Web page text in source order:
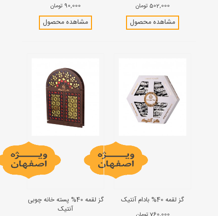
502,000 تومان
مشاهده محصول
90,000 تومان
مشاهده محصول
گز لقمه 40% بادام آنتیک
گز لقمه 40% پسته خانه چوبی
آنتیک